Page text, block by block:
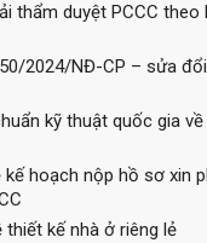
thẩm duyệt PCCC
2024/NĐ-CP – sửa
kỹ thuật quốc gia
kế hoạch nộp hồ sơ xin
thiết kế nhà ở riêng lẻ